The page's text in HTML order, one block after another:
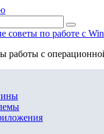
советы по работе с
работы с